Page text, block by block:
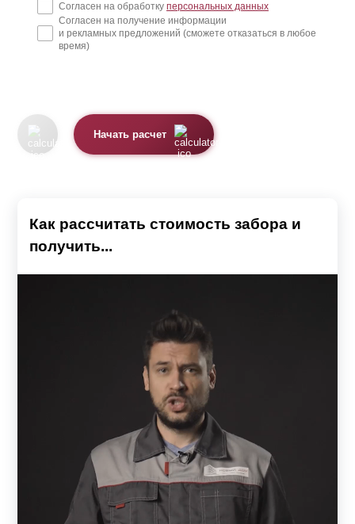
Согласен на обработку персональных данных
Согласен на получение информации
и рекламных предложений (сможете отказаться в любое
время)
Начать расчет
Как рассчитать стоимость забора и
получить...